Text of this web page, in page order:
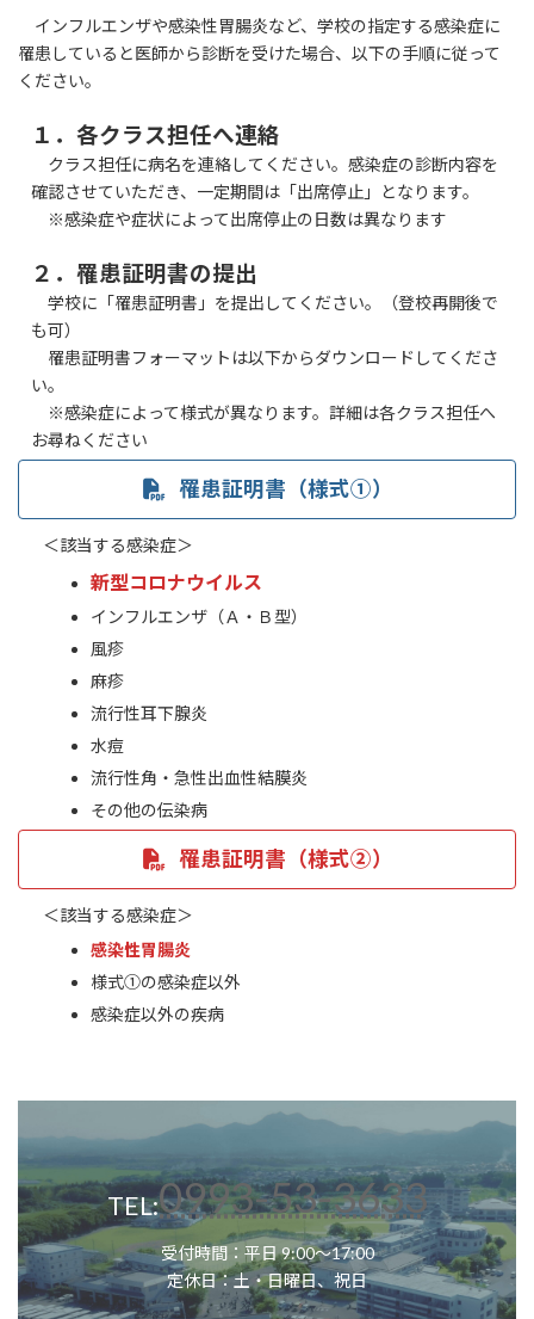
インフルエンザや感染性胃腸炎など、学校の指定する感染症に
罹患していると医師から診断を受けた場合、以下の手順に従って
ください。
１． 各クラス担任へ連絡
クラス担任に病名を連絡してください。感染症の診断内容を
確認させていただき、一定期間は「出席停止」となります。
※感染症や症状によって出席停止の日数は異なります
２． 罹患証明書の提出
学校に「罹患証明書」を提出してください。（登校再開後で
も可）
罹患証明書フォーマットは以下からダウンロードしてくださ
い。
※感染症によって様式が異なります。詳細は各クラス担任へ
お尋ねください
罹患証明書（様式①）
＜該当する感染症＞
新型コロナウイルス
インフルエンザ（Ａ・Ｂ型）
風疹
麻疹
流行性耳下腺炎
水痘
流行性角・急性出血性結膜炎
その他の伝染病
罹患証明書（様式②）
＜該当する感染症＞
感染性胃腸炎
様式①の感染症以外
感染症以外の疾病
TEL:0993-53-3633
受付時間：平日 9:00～17:00
定休日：土・日曜日、祝日